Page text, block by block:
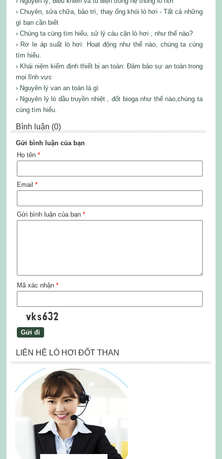
› Chuyên, sửa chữa, bảo trì, thay ống khói lò hơi - Tất cả những
gì bạn cần biết
› Chúng ta cùng tìm hiểu, sử lý cáu cặn lò hơi , như thế nào?
› Rơ le áp suất lò hơi: Hoạt động như thế nào, chúng ta cùng
tìm hiểu.
› Khái niệm kiểm định thiết bị an toàn: Đảm bảo sự an toàn trong
mọi lĩnh vực
› Nguyên lý van an toàn là gì
› Nguyên lý lò dầu truyền nhiệt , đốt bioga như thế nào,chúng ta
cùng tìm hiểu.
Bình luận (0)
Gửi bình luận của bạn
Họ tên *
Email *
Gửi bình luận của bạn *
Mã xác nhận *
LIÊN HỆ LÒ HƠI ĐỐT THAN